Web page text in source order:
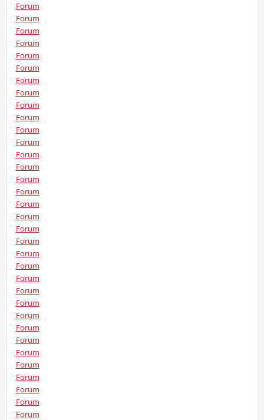
Forum
Forum
Forum
Forum
Forum
Forum
Forum
Forum
Forum
Forum
Forum
Forum
Forum
Forum
Forum
Forum
Forum
Forum
Forum
Forum
Forum
Forum
Forum
Forum
Forum
Forum
Forum
Forum
Forum
Forum
Forum
Forum
Forum
Forum